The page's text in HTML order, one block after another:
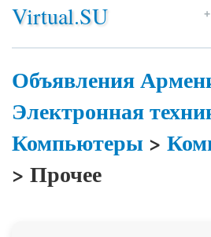
Virtual.SU +
Объявления
Электронная
Компьютеры>
> Прочее